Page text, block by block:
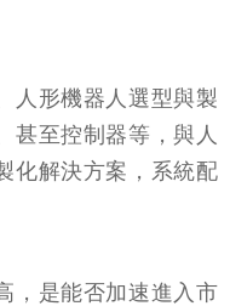
人形機器人選型與製
甚至控制器等，與人
化解決方案，系統配
，是能否加速進入市